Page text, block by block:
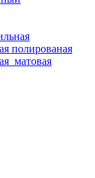
полированая
матовая